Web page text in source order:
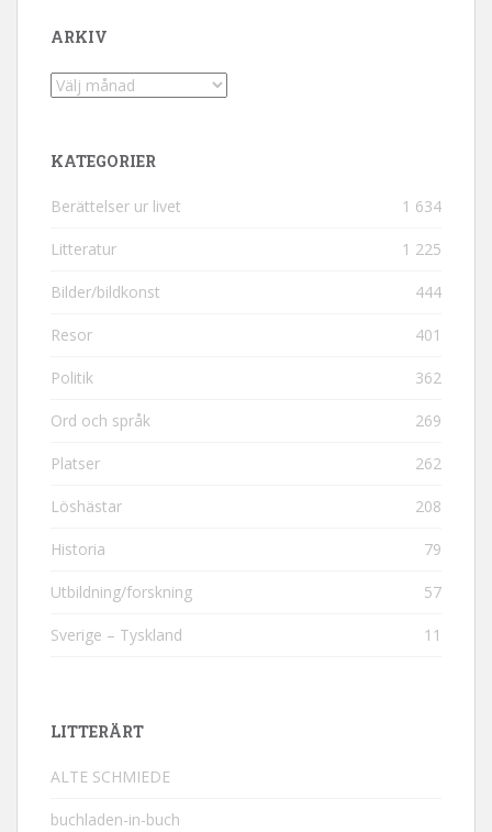
ARKIV
Arkiv
KATEGORIER
Berättelser ur livet 1 634
Litteratur 1 225
Bilder/bildkonst 444
Resor 401
Politik 362
Ord och språk 269
Platser 262
Löshästar 208
Historia 79
Utbildning/forskning 57
Sverige – Tyskland 11
LITTERÄRT
ALTE SCHMIEDE
buchladen-in-buch